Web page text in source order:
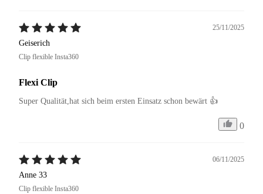
25/11/2025
Geiserich
Clip flexible Insta360
Flexi Clip
Super Qualität,hat sich beim ersten Einsatz schon bewärt 👍
0
06/11/2025
Anne 33
Clip flexible Insta360